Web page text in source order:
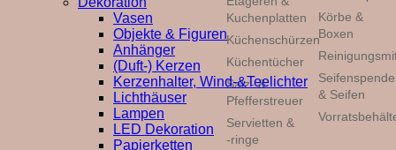
Kuchenplatten
Küchenschürzen
Küchentücher
Salz- &
Pfefferstreuer
Servietten &
-ringe
Körbe &
Boxen
& Seifen
Vasen
Objekte & Figuren
Anhänger
(Duft-) Kerzen
Kerzenhalter, Wind-&Teelichter
Lichthäuser
Lampen
LED Dekoration
Papierketten